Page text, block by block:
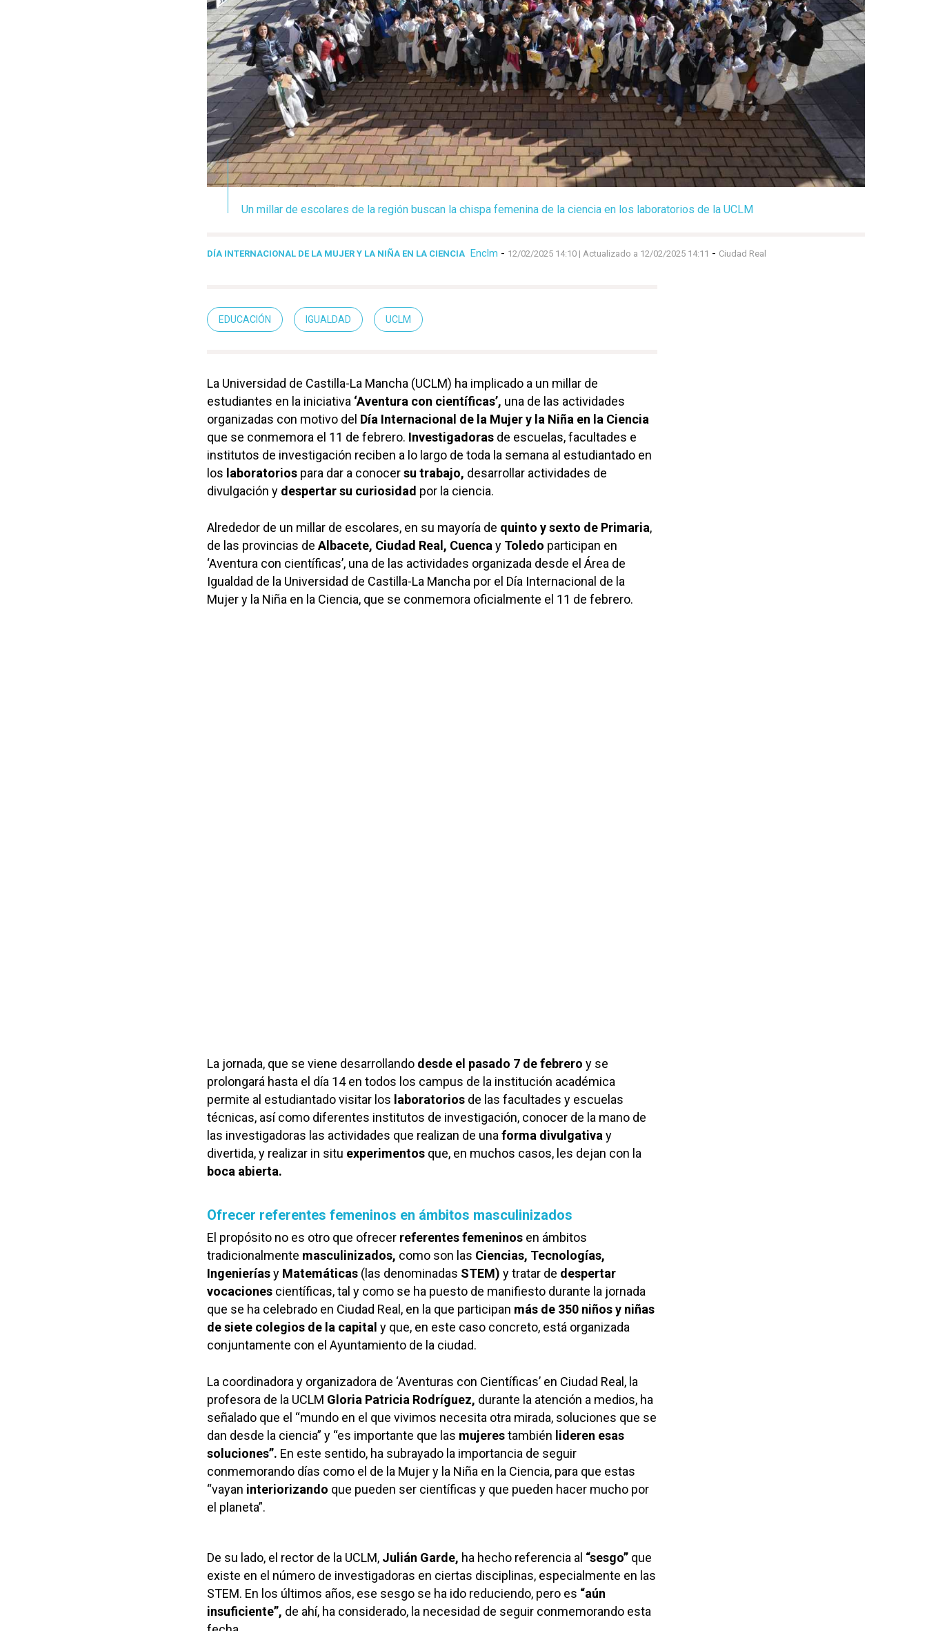
Un millar de escolares de la región buscan la chispa femenina de la ciencia en los laboratorios de la UCLM
DÍA INTERNACIONAL DE LA MUJER Y LA NIÑA EN LA CIENCIA Enclm - 12/02/2025 14:10 | Actualizado a 12/02/2025 14:11 - Ciudad Real
EDUCACIÓN IGUALDAD UCLM
La Universidad de Castilla-La Mancha (UCLM) ha implicado a un millar de
estudiantes en la iniciativa ‘Aventura con científicas’, una de las actividades
organizadas con motivo del Día Internacional de la Mujer y la Niña en la Ciencia
que se conmemora el 11 de febrero. Investigadoras de escuelas, facultades e
institutos de investigación reciben a lo largo de toda la semana al estudiantado en
los laboratorios para dar a conocersu trabajo, desarrollar actividades de
divulgación y despertar su curiosidad por la ciencia.
Alrededor de un millar de escolares, en su mayoría de quinto y sexto de Primaria,
de las provincias de Albacete, Ciudad Real, Cuenca y Toledo participan en
‘Aventura con científicas’, una de las actividades organizada desde el Área de
Igualdad de la Universidad de Castilla-La Mancha por el Día Internacional de la
Mujer y la Niña en la Ciencia, que se conmemora oficialmente el 11 de febrero.
La jornada, que se viene desarrollando desde el pasado 7 de febrero y se
prolongará hasta el día 14 en todos los campus de la institución académica
permite al estudiantado visitar los laboratorios de las facultades y escuelas
técnicas, así como diferentes institutos de investigación, conocer de la mano de
las investigadoras las actividades que realizan de una forma divulgativa y
divertida, y realizar in situ experimentos que, en muchos casos, les dejan con la
boca abierta.
Ofrecer referentes femeninos en ámbitos masculinizados
El propósito no es otro que ofrecer referentes femeninos en ámbitos
tradicionalmente masculinizados, como son las Ciencias, Tecnologías,
Ingenieríasy Matemáticas (las denominadas STEM) y tratar de despertar
vocaciones científicas, tal y como se ha puesto de manifiesto durante la jornada
que se ha celebrado en Ciudad Real, en la que participan más de 350 niños y niñas
de siete colegios de la capital y que, en este caso concreto, está organizada
conjuntamente con el Ayuntamiento de la ciudad.
La coordinadora y organizadora de ‘Aventuras con Científicas’ en Ciudad Real, la
profesora de la UCLM Gloria Patricia Rodríguez, durante la atención a medios, ha
señalado que el “mundo en el que vivimos necesita otra mirada, soluciones que se
dan desde la ciencia” y “es importante que las mujerestambién lideren esas
soluciones”. En este sentido, ha subrayado la importancia de seguir
conmemorando días como el de la Mujer y la Niña en la Ciencia, para que estas
“vayan interiorizando que pueden ser científicas y que pueden hacer mucho por
el planeta”.
De su lado, el rector de la UCLM, Julián Garde, ha hecho referencia al “sesgo” que
existe en el número de investigadoras en ciertas disciplinas, especialmente en las
STEM. En los últimos años, ese sesgo se ha ido reduciendo, pero es “aún
insuficiente”, de ahí, ha considerado, la necesidad de seguir conmemorando esta